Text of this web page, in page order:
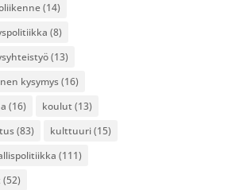
(14)
(8)
(13)
kysymys(16)
(16) koulut (13)
(83) kulttuuri(15)
(111)
(52)